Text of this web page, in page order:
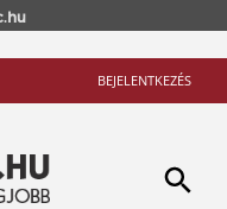
BEJELENTKEZÉS